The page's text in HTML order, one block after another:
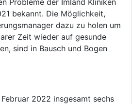
Probleme der Imland Kliniken
bekannt. Die Möglichkeit,
dazu zu holen um
Zeit wieder auf gesunde
sind in Bausch und Bogen
2022 insgesamt sechs